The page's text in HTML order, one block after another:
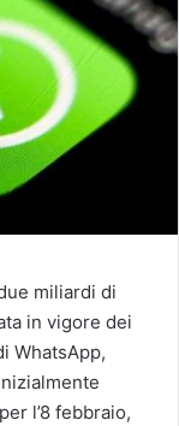
miliardi di
in vigore dei
WhatsApp,
l’8 febbraio,